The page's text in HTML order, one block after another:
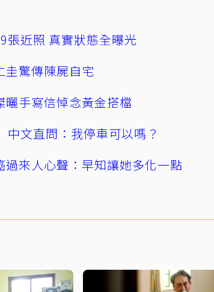
張近照 真實狀態全曝光
圭驚傳陳屍自宅
手寫信悼念黃金搭檔
文直問：我停車可以嗎？
來人心聲：早知讓她多化一點